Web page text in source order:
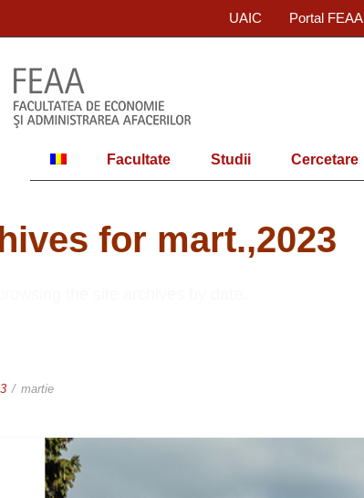
UAIC Portal FEAA
Facultate Studii Cercetare
for mart.,2023
/ martie